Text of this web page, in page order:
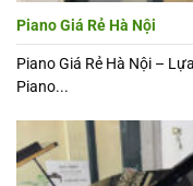
Piano Giá Rẻ Hà Nội
Piano Giá Rẻ Hà Nội –
Piano...